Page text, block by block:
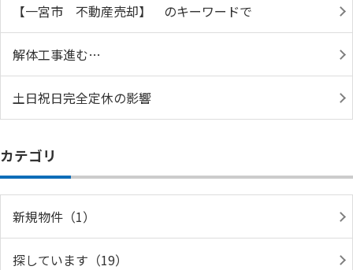
【一宮市 不動産売却】 のキーワードで
解体工事進む…
土日祝日完全定休の影響
カテゴリ
新規物件（1）
探しています（19）